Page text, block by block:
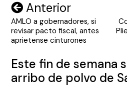
Navegación
de
entradas
Anterior
AMLO a gobernadores, si
revisar pacto fiscal, antes
aprietense cinturones
Este fin de semana
arribo de polvo de